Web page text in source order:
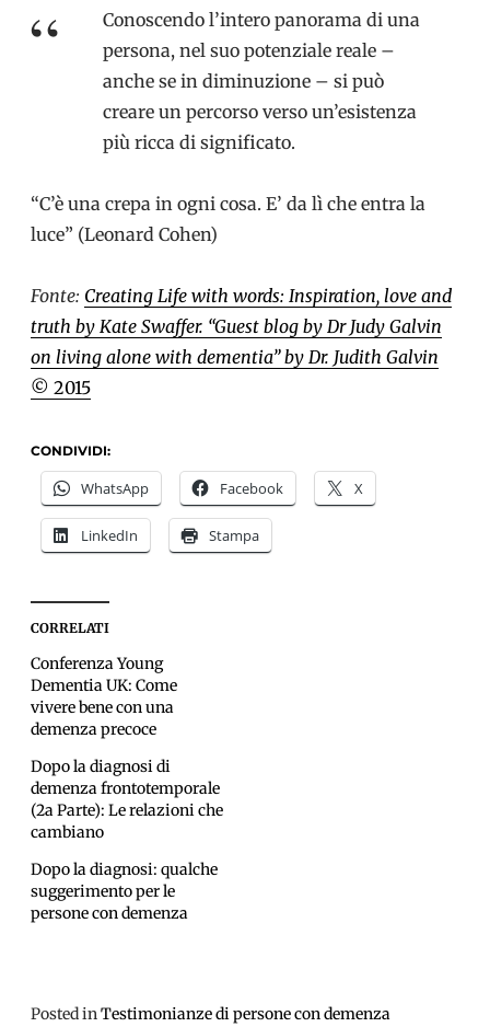
Conoscendo l’intero panorama di una
persona, nel suo potenziale reale –
anche se in diminuzione – si può
creare un percorso verso un’esistenza
più ricca di significato.
“C’è una crepa in ogni cosa. E’ da lì che entra la
luce” (Leonard Cohen)
Fonte: Creating Life with words: Inspiration, love and
truth by Kate Swaffer. “Guest blog by Dr Judy Galvin
on living alone with dementia” by Dr. Judith Galvin
© 2015
CONDIVIDI:
WhatsApp Facebook X
LinkedIn Stampa
CORRELATI
Conferenza Young
Dementia UK: Come
vivere bene con una
demenza precoce
Dopo la diagnosi di
demenza frontotemporale
(2a Parte): Le relazioni che
cambiano
Dopo la diagnosi: qualche
suggerimento per le
persone con demenza
Posted inTestimonianze di persone con demenza